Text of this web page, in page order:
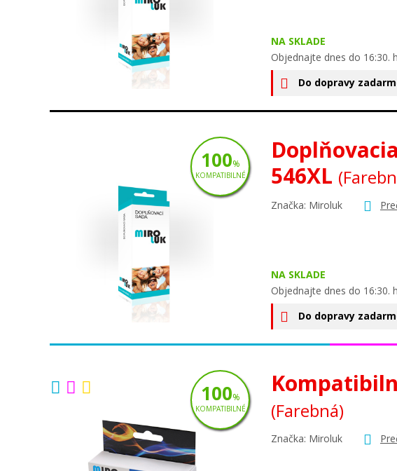
NA SKLADE
Objednajte dnes do 16:30.
Do dopravy
546XL
Značka: Miroluk
NA SKLADE
Objednajte dnes do 16:30.
Do dopravy
100%
KOMPATIBILNÉ
(Farebná)
Značka: Miroluk
100%
KOMPATIBILNÉ